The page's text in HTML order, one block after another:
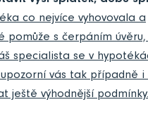
co nejvíce vyhovovala a
pomůže s čerpáním
specialista se v
vás tak případně i
ještě výhodnější podmínky.